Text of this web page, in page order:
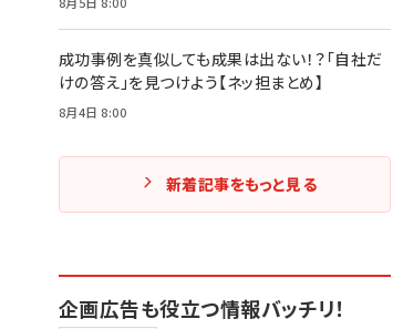
成功事例を真似しても成果は出ない！？「自社だ
けの答え」を見つけよう【ネッ担まとめ】
8月4日 8:00
新着記事をもっと見る
企画広告も役立つ情報バッチリ！